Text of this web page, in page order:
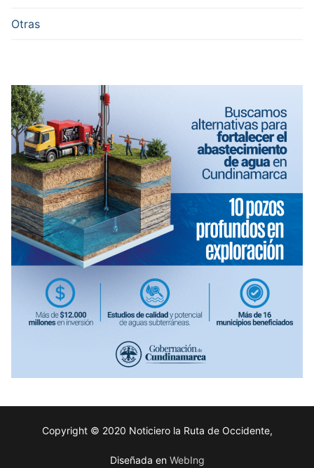
Otras
Copyright © 2020 Noticiero la Ruta de Occidente,
Diseñada en WebIng